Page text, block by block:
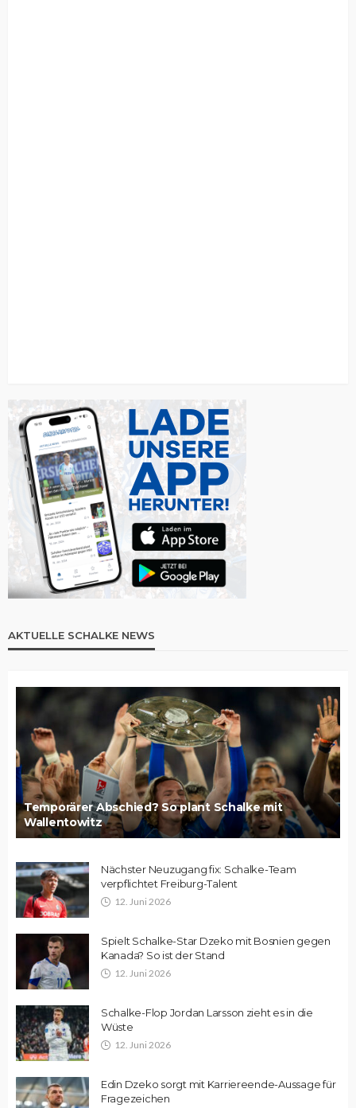
AKTUELLE SCHALKE NEWS
Temporärer Abschied? So plant Schalke mit
Wallentowitz
Nächster Neuzugang fix: Schalke-Team
verpflichtet Freiburg-Talent
12. Juni 2026
Spielt Schalke-Star Dzeko mit Bosnien gegen
Kanada? So ist der Stand
12. Juni 2026
Schalke-Flop Jordan Larsson zieht es in die
Wüste
12. Juni 2026
Edin Dzeko sorgt mit Karriereende-Aussage für
Fragezeichen